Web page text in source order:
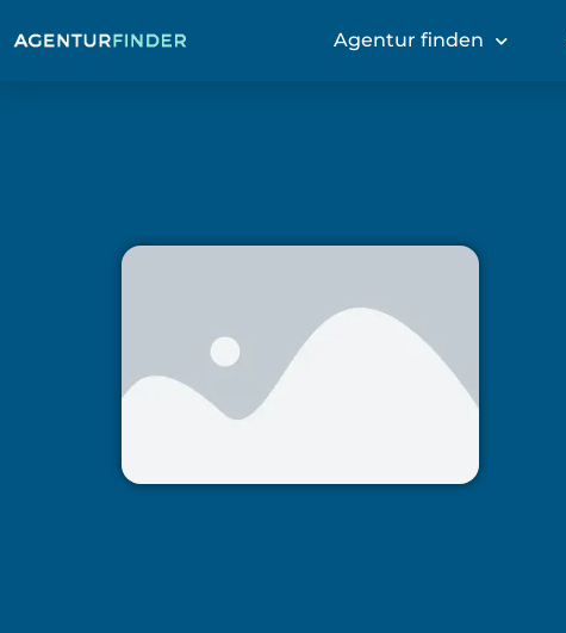
Agentur finden